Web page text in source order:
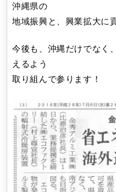
沖縄県の
地域振興と、興業拡大に
今後も、沖縄だけでなく
えるよう
取り組んで参ります！